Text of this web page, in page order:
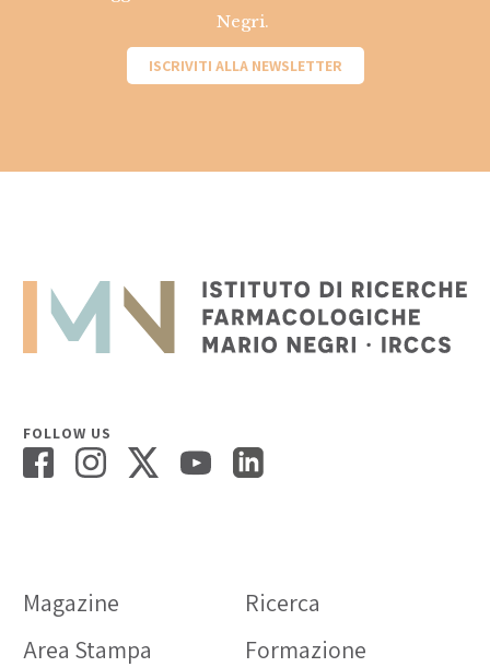
Negri.
ISCRIVITI ALLA NEWSLETTER
FOLLOW US
Magazine
Ricerca
Area Stampa
Formazione